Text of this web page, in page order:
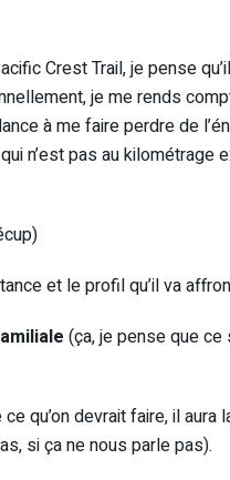
Crest Trail, je pense
je me rends
à me faire perdre de
n’est pas au kilométrage
et le profil qu’il va
(ça, je pense que ce
qu’on devrait faire, il aura
si ça ne nous parle pas).